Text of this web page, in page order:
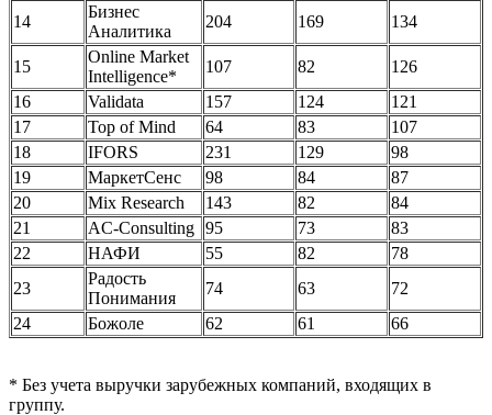
14
Бизнес
Аналитика
204 169 134
15
Online Market
Intelligence*
107 82
126
16
Validata 157 124
121
17
Top of Mind 64 83
107
18
IFORS 231 129
98
19
МаркетСенс 98 84
87
20
Mix Research 143 82
84
21
AC-Consulting 95 73
83
22
НАФИ 55 82
78
23
Радость
Понимания
74 63
72
24
Божоле 62 61 66
* Без учета выручки зарубежных компаний, входящих в
группу.